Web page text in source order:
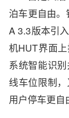
泊车更自由
A 3.3版本引
机HUT界面
系统智能识
线车位限制
用户停车更自